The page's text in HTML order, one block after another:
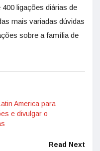
ligações diárias de
mais variadas dúvidas
sobre a família de
America para
e divulgar o
Read Next